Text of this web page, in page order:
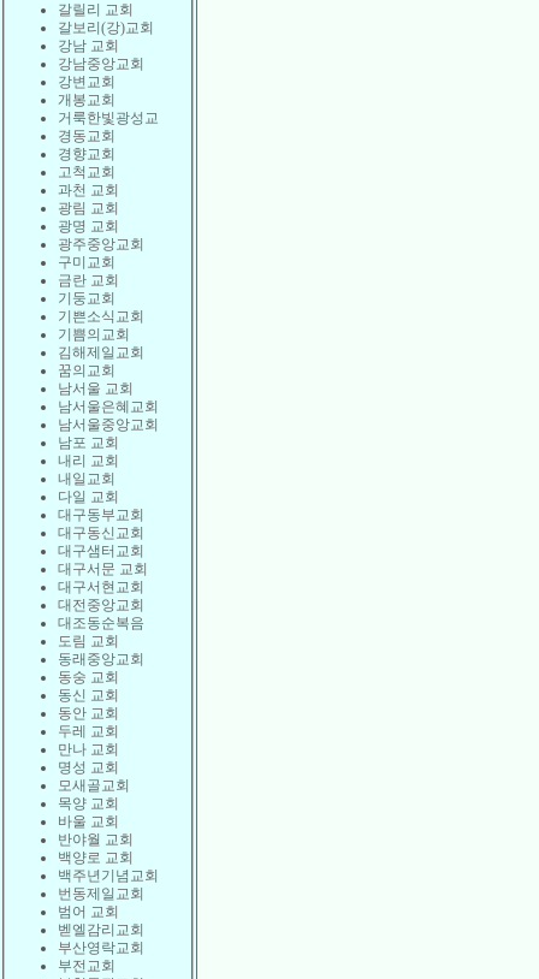
갈릴리 교회
갈보리(강)교회
강남 교회
강남중앙교회
강변교회
개봉교회
거룩한빛광성교
경동교회
경향교회
고척교회
과천 교회
광림 교회
광명 교회
광주중앙교회
구미교회
금란 교회
기둥교회
기쁜소식교회
기쁨의교회
김해제일교회
꿈의교회
남서울 교회
남서울은혜교회
남서울중앙교회
남포 교회
내리 교회
내일교회
다일 교회
대구동부교회
대구동신교회
대구샘터교회
대구서문 교회
대구서현교회
대전중앙교회
대조동순복음
도림 교회
동래중앙교회
동숭 교회
동신 교회
동안 교회
두레 교회
만나 교회
명성 교회
모새골교회
목양 교회
바울 교회
반야월 교회
백양로 교회
백주년기념교회
번동제일교회
범어 교회
벧엘감리교회
부산영락교회
부전교회